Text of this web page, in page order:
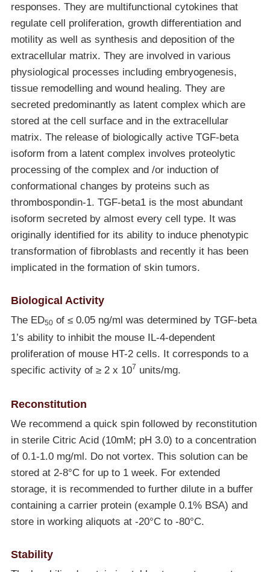
responses. They are multifunctional cytokines that
regulate cell proliferation, growth differentiation and
motility as well as synthesis and deposition of the
extracellular matrix. They are involved in various
physiological processes including embryogenesis,
tissue remodelling and wound healing. They are
secreted predominantly as latent complex which are
stored at the cell surface and in the extracellular
matrix. The release of biologically active TGF-beta
isoform from a latent complex involves proteolytic
processing of the complex and /or induction of
conformational changes by proteins such as
thrombospondin-1. TGF-beta1 is the most abundant
isoform secreted by almost every cell type. It was
originally identified for its ability to induce phenotypic
transformation of fibroblasts and recently it has been
implicated in the formation of skin tumors.
Biological Activity
The ED50of ≤ 0.05 ng/ml was determined by TGF-beta
1’s ability to inhibit the mouse IL-4-dependent
proliferation of mouse HT-2 cells. It corresponds to a
specific activity of ≥ 2 x 107 units/mg.
Reconstitution
We recommend a quick spin followed by reconstitution
in sterile Citric Acid (10mM; pH 3.0) to a concentration
of 0.1-1.0 mg/ml. Do not vortex. This solution can be
stored at 2-8°C for up to 1 week. For extended
storage, it is recommended to further dilute in a buffer
containing a carrier protein (example 0.1% BSA) and
store in working aliquots at -20°Cto -80°C.
Stability